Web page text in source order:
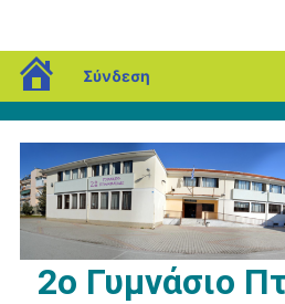
blogs.sch.gr
Σύνδεση
Μεταπηδήστε
στο
περιεχόμενο
2ο Γυμνάσιο